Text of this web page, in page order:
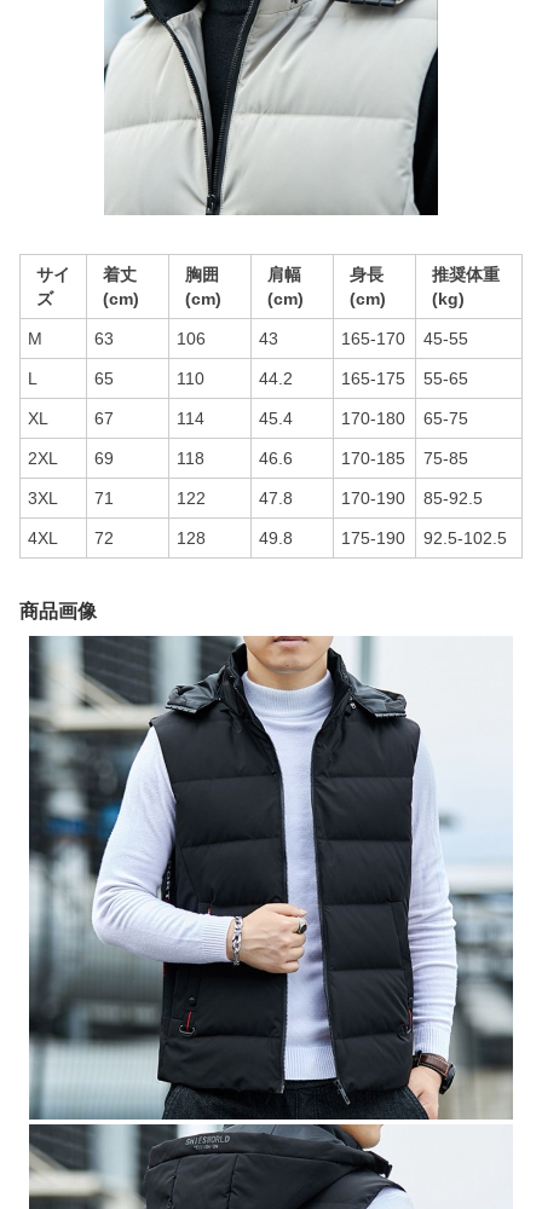
サイ
ズ
着丈
(cm)
胸囲
(cm)
肩幅
(cm)
身長
(cm)
推奨体重
(kg)
M 63 106 43 165-170 45-55
L 65 110 44.2 165-175 55-65
XL 67 114 45.4 170-180 65-75
2XL 69 118 46.6 170-185 75-85
3XL 71 122 47.8 170-190 85-92.5
4XL 72 128 49.8 175-190 92.5-102.5
商品画像